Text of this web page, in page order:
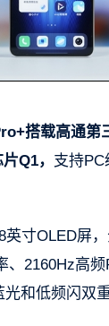
搭载高通第
Q1， 支持PC
英寸OLED屏
、2160Hz高
和低频闪双重